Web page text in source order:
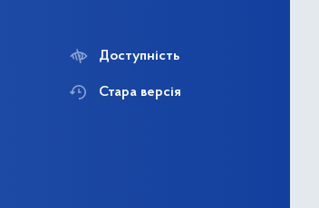
Доступність
Стара версія